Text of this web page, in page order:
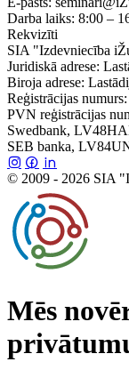
Darba laiks: 8:00 –
Rekvizīti
SIA "Izdevniecība
Juridiskā adrese:
Biroja adrese:
Reģistrācijas
PVN reģistrācijas
Swedbank,
SEB banka,
© 2009 - 2026 SIA
Mēs